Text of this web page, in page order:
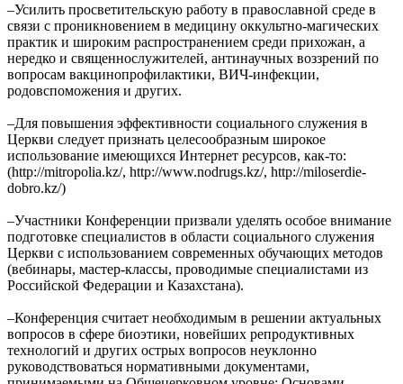
–Усилить просветительскую работу в православной среде в
связи с проникновением в медицину оккультно-магических
практик и широким распространением среди прихожан, а
нередко и священнослужителей, антинаучных воззрений по
вопросам вакцинопрофилактики, ВИЧ-инфекции,
родовспоможения и других.
–Для повышения эффективности социального служения в
Церкви следует признать целесообразным широкое
использование имеющихся Интернет ресурсов, как-то:
(http://mitropolia.kz/, http://www.nodrugs.kz/, http://miloserdie-
dobro.kz/)
–Участники Конференции призвали уделять особое внимание
подготовке специалистов в области социального служения
Церкви с использованием современных обучающих методов
(вебинары, мастер-классы, проводимые специалистами из
Российской Федерации и Казахстана).
–Конференция считает необходимым в решении актуальных
вопросов в сфере биоэтики, новейших репродуктивных
технологий и других острых вопросов неуклонно
руководствоваться нормативными документами,